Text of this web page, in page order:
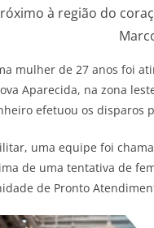
à região do
mulher de 27 anos foi
Aparecida, na zona
efetuou os disparos
uma equipe foi
de uma tentativa de
de Pronto